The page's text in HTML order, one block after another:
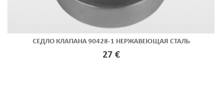
СЕДЛО КЛАПАНА 90428-1 НЕРЖАВЕЮЩАЯ СТАЛЬ
27 €